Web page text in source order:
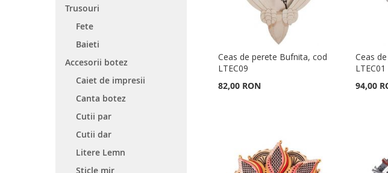
Ceas de perete Bufnita, cod
LTEC09
82,00 RON
ADAUGATI
LA
ADAUGATI
Ceas
LTEC01
94,00
ADAUGATI
LA
ADAUGATI
Adauga în cos
ADAUGATI
LA
ADAUGATI
ADAUGATI
LA
ADAUGATI
Trusouri
Fete
Baieti
Accesorii botez
Caiet de impresii
Canta botez
Cutii par
Cutii dar
Litere Lemn
Sticle mir